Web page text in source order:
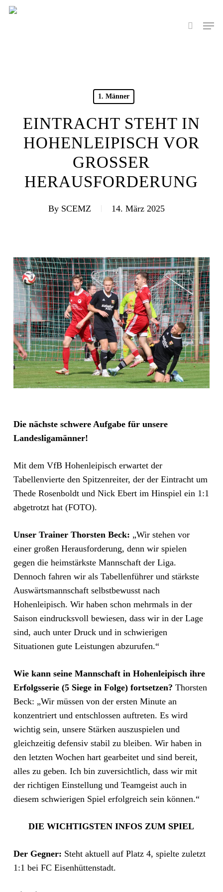
Skip
search
Menu
1. Männer
EINTRACHT STEHT IN
HOHENLEIPISCH VOR
GROSSER H
ERAUSFORDERUNG
By SCEMZ 14. März 2025
Die nächste schwere Aufgabe für unsere
Landesligamänner!
Mit dem VfB Hohenleipisch erwartet der
Tabellenvierte den Spitzenreiter, der der Eintracht um
Thede Rosenboldt und Nick Ebert im Hinspiel ein 1:1
abgetrotzt hat (FOTO).
Unser Trainer Thorsten Beck: „Wir stehen vor
einer großen Herausforderung, denn wir spielen
gegen die heimstärkste Mannschaft der Liga.
Dennoch fahren wir als Tabellenführer und stärkste
Auswärtsmannschaft selbstbewusst nach
Hohenleipisch. Wir haben schon mehrmals in der
Saison eindrucksvoll bewiesen, dass wir in der Lage
sind, auch unter Druck und in schwierigen
Situationen gute Leistungen abzurufen.“
Wie kann seine Mannschaft in Hohenleipisch ihre
Erfolgsserie (5 Siege in Folge) fortsetzen? Thorsten
Beck: „Wir müssen von der ersten Minute an
konzentriert und entschlossen auftreten. Es wird
wichtig sein, unsere Stärken auszuspielen und
gleichzeitig defensiv stabil zu bleiben. Wir haben in
den letzten Wochen hart gearbeitet und sind bereit,
alles zu geben. Ich bin zuversichtlich, dass wir mit
der richtigen Einstellung und Teamgeist auch in
diesem schwierigen Spiel erfolgreich sein können.“
DIE WICHTIGSTEN INFOS ZUM SPIEL
Der Gegner: Steht aktuell auf Platz 4, spielte zuletzt
1:1 bei FC Eisenhüttenstadt.